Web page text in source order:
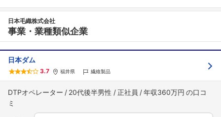
日本毛織株式会社
事業・業種類似企業
日本ダム
3.7 福井県 繊維製品
DTPオペレーター 20代後半男性 正社員 年収360万円